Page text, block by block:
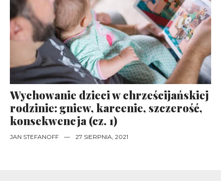
Wychowanie dzieci w chrześcijańskiej
rodzinie: gniew, karcenie, szczerość,
konsekwencja (cz. 1)
JAN STEFANOFF — 27 SIERPNIA, 2021